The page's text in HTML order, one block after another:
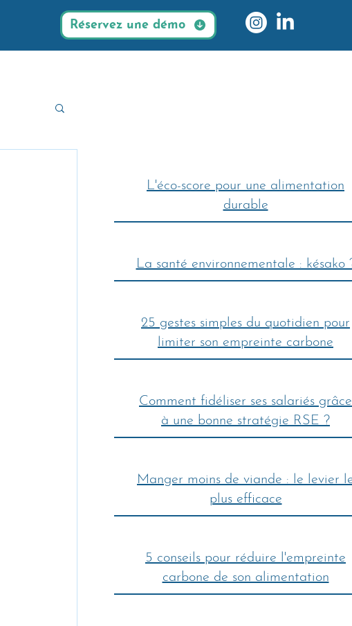
Réservez une démo
L'éco-score pour une alimentation
durable
La santé environnementale : késako
25 gestes simples du quotidien pour
limiter son empreinte carbone
Comment fidéliser ses salariés grâce
à une bonne stratégie RSE ?
Manger moins de viande : le levier
plus efficace
5 conseils pour réduire l'empreinte
carbone de son alimentation